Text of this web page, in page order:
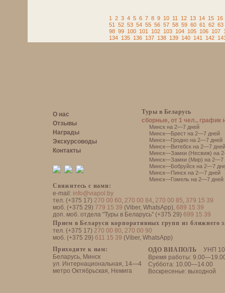
1 2 3 4 5 6 7 8 9 10 11 12 13 14 15 16
51
52 53 54 55 56 57 58 59 60 61 62 63
98 99 100 101 102 103 104 105 106 107
134 135 136 137 138 139 140 141 142
О нас
Отзывы
Награды
Экскурсоводы
Контакты
Свяжитесь с нами:
e-mail: info@viapol.by
тел. (+375 17) 270 00 60, 270 00 84, 270 00 85, 379 15 39
моб. (+375 29) 779 15 39 (Viber, WhatsApp), 689 15 39
доп. моб. отдела "Туры в Беларусь" (+375 29) 699 15 39
Прием в Беларуси корпоративных групп из ближнего
тел. (+375 17) 270 00 80, 270 00 90
моб. (+375 29) 611 15 39 (Viber, WhatsApp)
ОДО ВИАПОЛЬ
УНП
Время работы:
Суббота: 10.00—14.00
Воскресенье: выходной
Приходите к нам:
Беларусь, Минск
ул. Интернациональная, 14—4
метро Октябрьская, Немига
Туры в Беларусь
сборные, от 1 чел., график
Минск на 2—7 дней
Минск—Брест на 2—7 дней
Минск—Гродно на 2—7 дней
Минск—Витебск на 2—7 дней
Минск—Замки (Несвиж) на
Минск—Замки (Мир) на 2—7
Минск—Бобруйск на 2—7
Минск—Пинск на 2—7 дней
Минск—Гомель на 2—7 дней